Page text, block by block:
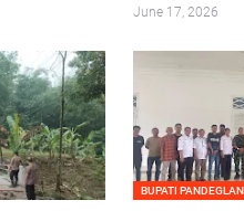
June 17, 2026
BUPATI